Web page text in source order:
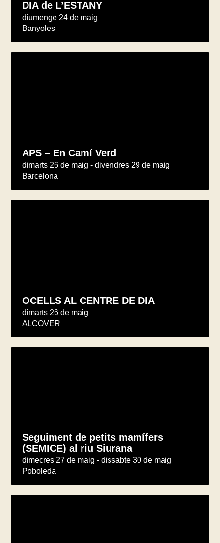
DIA de L’ESTANY
diumenge 24 de maig
Banyoles
APS – En Camí Verd
dimarts 26 de maig - divendres 29 de maig
Barcelona
OCELLS AL CENTRE DE DIA
dimarts 26 de maig
ALCOVER
Seguiment de petits mamífers
(SEMICE) al riu Siurana
dimecres 27 de maig - dissabte 30 de maig
Poboleda